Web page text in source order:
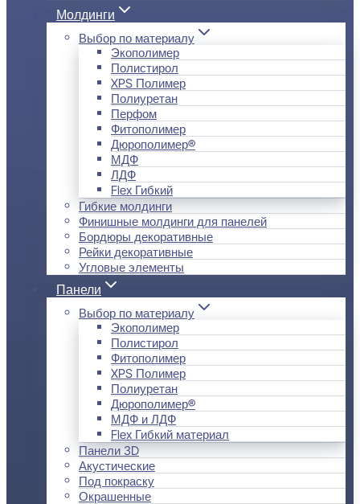
Молдинги
Выбор по материалу
Экополимер
Полистирол
XPS Полимер
Полиуретан
Перфом
Фитополимер
Дюрополимер®
МДФ
ЛДФ
Flex Гибкий
Гибкие молдинги
Финишные молдинги для панелей
Бордюры декоративные
Рейки декоративные
Угловые элементы
Панели
Выбор по материалу
Экополимер
Полистирол
Фитополимер
XPS Полимер
Полиуретан
Дюрополимер®
МДФ и ЛДФ
Flex Гибкий материал
Панели 3D
Акустические
Под покраску
Окрашенные